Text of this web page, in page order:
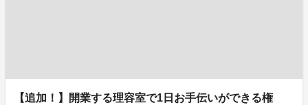
【追加！】開業する理容室で1日お手伝いができる権